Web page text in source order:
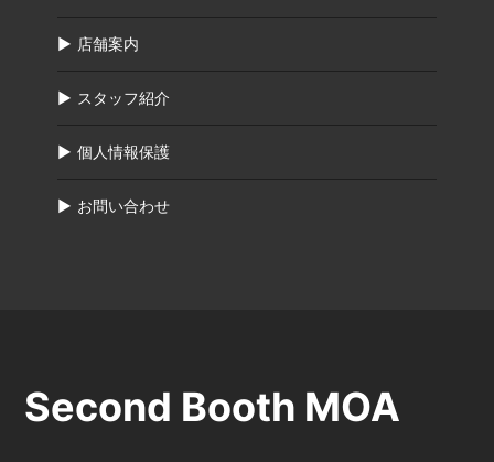
店舗案内
スタッフ紹介
個人情報保護
お問い合わせ
Second Booth MOA